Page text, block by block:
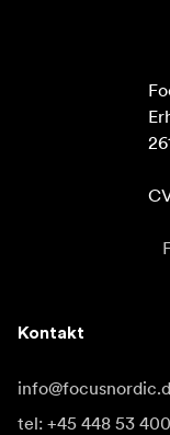
Kontakt
tel: +45 448 53 400